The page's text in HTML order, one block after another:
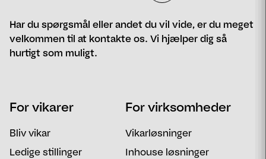
Har du spørgsmål eller andet du vil vide, er du meget
velkommen til at kontakte os. Vi hjælper dig så
hurtigt som muligt.
Email Postnummer
Besked
For vikarer
Bliv vikar
Ledige stillinger
For virksomheder
Vikarløsninger
Inhouse løsninger